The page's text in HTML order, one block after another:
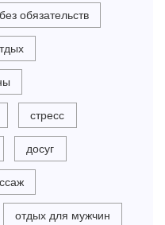
обязательств
стресс
досуг
отдых для мужчин